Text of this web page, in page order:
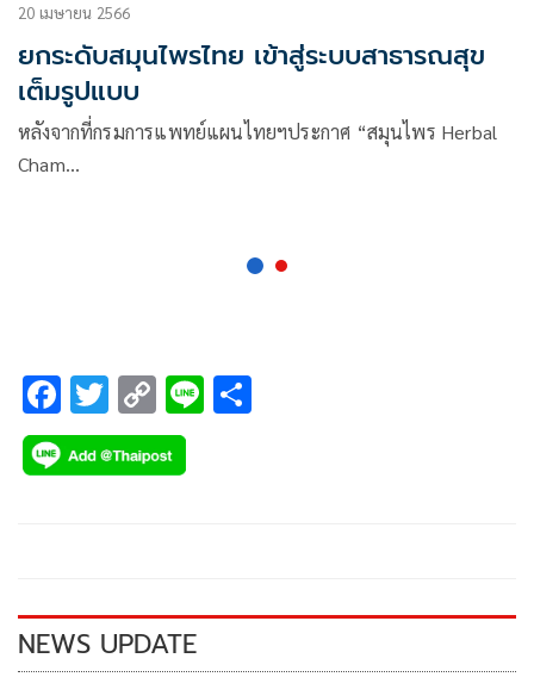
20 เมษายน 2566
ยกระดับสมุนไพรไทย เข้าสู่ระบบสาธารณสุข
เต็มรูปแบบ
หลังจากที่กรมการแพทย์แผนไทยฯประกาศ “สมุนไพร Herbal
Cham…
F
ac
e
k
T
wi
tt
C
o
p
k
Li
NEWS UPDATE